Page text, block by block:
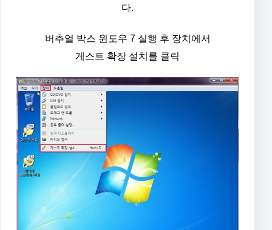
다.
버추얼 박스 윈도우 7 실행 후 장치에서
게스트 확장 설치를 클릭